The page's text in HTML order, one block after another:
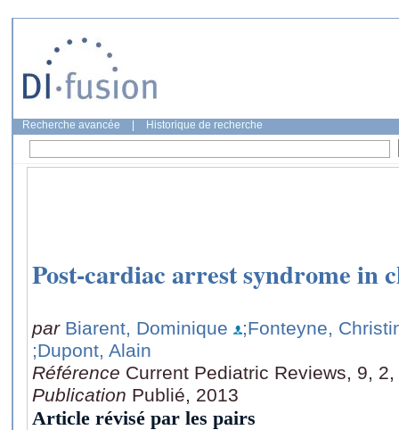
Recherche avancée Historique de recherche
Post-cardiac arrest syndrome in
par Biarent, Dominique
;Fonteyne,
;Dupont, Alain
Référence Current Pediatric Reviews, 9,
Publication Publié, 2013
Article révisé par les pairs